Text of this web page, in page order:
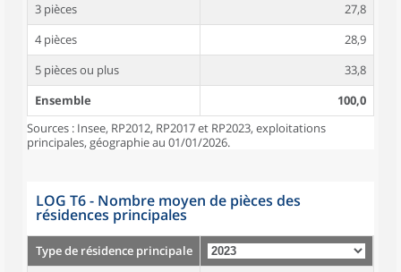
3 pièces
27,8
4 pièces
28,9
5 pièces ou plus
33,8
Ensemble
100,0
Sources : Insee, RP2012, RP2017 et RP2023, exploitations
principales, géographie au 01/01/2026.
LOG T6 - Nombre moyen de pièces des
résidences principales
Type de résidence principale